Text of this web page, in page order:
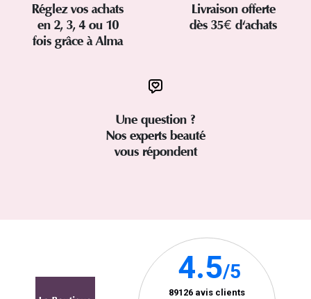
Réglez vos achats
en 2, 3, 4 ou 10
fois grâce à Alma
Livraison offerte
dès 35€ d'achats
Une question ?
Nos experts beauté
vous répondent